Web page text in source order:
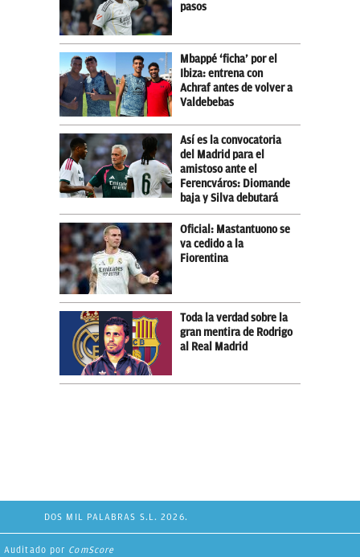
pasos
Mbappé ‘ficha’ por el
Ibiza: entrena con
Achraf antes de volver a
Valdebebas
Así es la convocatoria
del Madrid para el
amistoso ante el
Ferencváros: Diomande
baja y Silva debutará
Oficial: Mastantuono se
va cedido a la
Fiorentina
Toda la verdad sobre la
gran mentira de Rodrigo
al Real Madrid
DOS MIL PALABRAS S.L. 2026.
Auditado por ComScore